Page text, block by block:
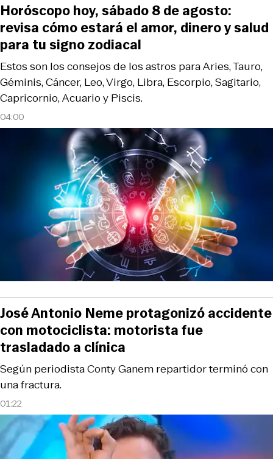
04:00
Estos son los consejos de los astros para Aries, Tauro,
Géminis, Cáncer, Leo, Virgo, Libra, Escorpio, Sagitario,
Capricornio, Acuario y Piscis.
Horóscopo hoy, sábado 8 de agosto:
revisa cómo estará el amor, dinero y salud
para tu signo zodiacal
01:22
Según periodista Conty Ganem repartidor terminó con
una fractura.
José Antonio Neme protagonizó accidente
con motociclista: motorista fue
trasladado a clínica